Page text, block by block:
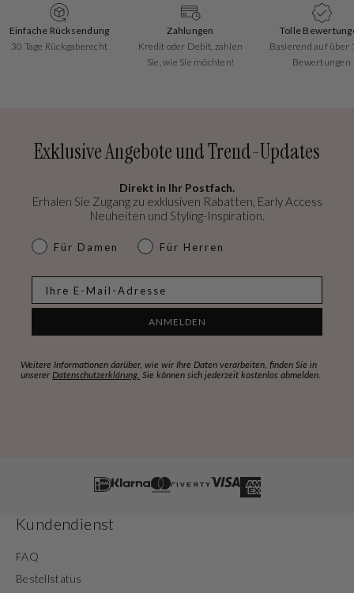
Einfache Rücksendung
30 Tage Rückgaberecht
Zahlungen
Kredit oder Debit, zahlen
Sie, wie Sie möchten!
Tolle
Basierend auf über
Bewertungen
Exklusive Angebote und Trend-Updates
Direkt in Ihr Postfach.
Erhalen Sie Zugang zu exklusiven Rabatten, Early Access
Neuheiten und Styling-Inspiration.
dames & heren
Für Damen Für Herren
ANMELDEN
Weitere Informationen darüber, wie wir Ihre Daten verarbeiten, finden Sie in
unserer Datenschutzerklärung. Sie können sich jederzeit kostenlos abmelden.
Kundendienst
FAQ
Bestellstatus